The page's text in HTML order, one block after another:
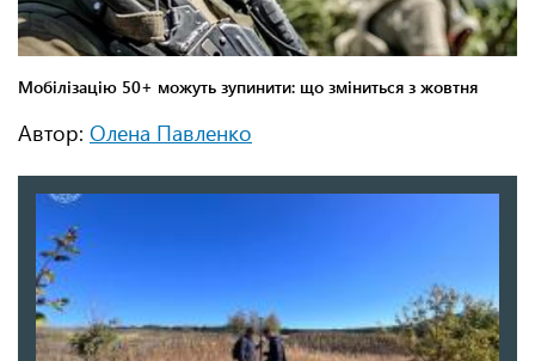
Автор: Олена Павленко